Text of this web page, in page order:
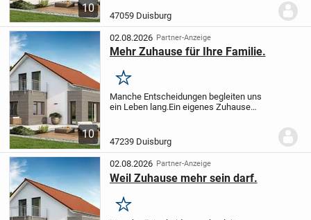
10
Grundrisse und Lösungen, die sich Ihren
Bedürfnissen...
47059 Duisburg
10
02.08.2026 Partner-Anzeige
Mehr Zuhause für Ihre Familie.
Merken
Manche Entscheidungen begleiten uns
ein Leben lang.Ein eigenes Zuhause
Grundrisse und Lösungen, die sich Ihren
Bedürfnissen...
47239 Duisburg
02.08.2026 Partner-Anzeige
Weil Zuhause mehr sein darf.
Merken